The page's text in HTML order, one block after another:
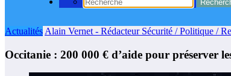
Actualités Alain Vernet - Rédacteur Sécurité / Politique /
Occitanie : 200 000 € d’aide pour préserver